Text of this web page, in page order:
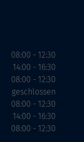
08:00 - 12:30
14:00 - 16:30
08:00 - 12:30
geschlossen
08:00 - 12:30
14:00 - 16:30
08:00 - 12:30